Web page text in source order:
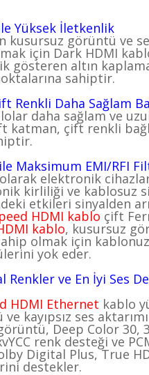
Yüksek İletkenlik
kusursuz görüntü ve
için Dark HDMI
gösteren altın
sahiptir.
Renkli Daha Sağlam
daha sağlam ve
katman, çift renkli
Maksimum EMI/RFI
elektronik
kirliliği ve kablosuz
etkileri sinyalden
HDMI kablo çift
kablo, kusursuz
olmak için
yok eder.
Renkler ve En İyi Ses
HDMI Ethernet kablo
kayıpsız ses
Deep Color 30,
renk desteği ve
Digital Plus, True
destekler.